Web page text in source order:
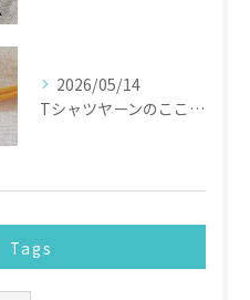
2026/05/14
Tシャツヤーンのここが嫌だ
Tags